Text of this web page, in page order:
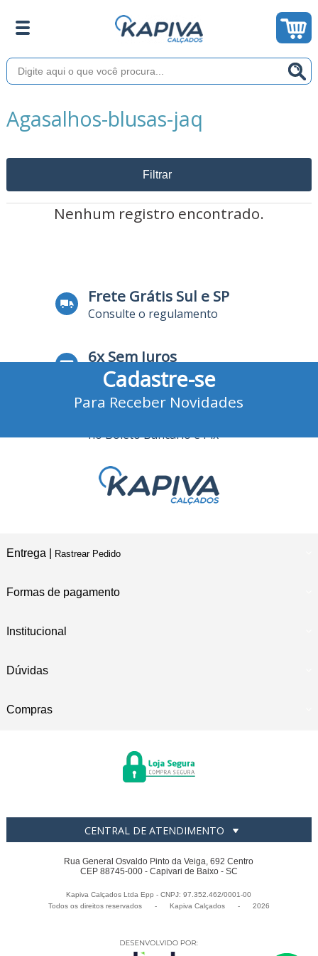
Agasalhos-blusas-jaq
Filtrar
Nenhum registro encontrado.
Frete Grátis Sul e SP
Consulte o regulamento
6x Sem Juros
no Cartão de Crédito
no Boleto Bancário e Pix
Cadastre-se
Para Receber Novidades
Entrega | Rastrear Pedido
Formas de pagamento
Institucional
Dúvidas
Compras
CENTRAL DE ATENDIMENTO
Rua General Osvaldo Pinto da Veiga, 692 Centro
CEP 88745-000 - Capivari de Baixo - SC
Kapiva Calçados Ltda Epp - CNPJ: 97.352.462/0001-00
Todos os direitos reservados
- Kapiva Calçados - 2026